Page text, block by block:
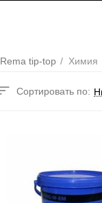
Rema tip-top / Химия
Сортировать по: